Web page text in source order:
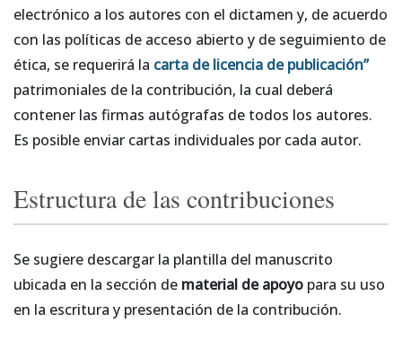
electrónico a los autores con el dictamen y, de acuerdo
con las políticas de acceso abierto y de seguimiento de
ética, se requerirá la carta de licencia de publicación”
patrimoniales de la contribución, la cual deberá
contener las firmas autógrafas de todos los autores.
Es posible enviar cartas individuales por cada autor.
Estructura de las contribuciones
Se sugiere descargar la plantilla del manuscrito
ubicada en la sección de material de apoyo para su uso
en la escritura y presentación de la contribución.